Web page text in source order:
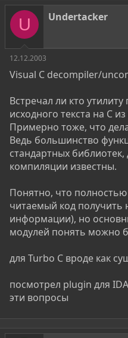
т
е
ы
а
ч
а
U Undertacker
12.12.2003
Visual C decompiler/
Встречал ли кто
исходного текста на C
Примерно тоже, что
Ведь большинство
стандартных
компиляции известны.
Понятно, что
читаемый код получить
информации), но
модулей понять можно
для Turbo C вроде как
посмотрел plugin для
эти вопросы